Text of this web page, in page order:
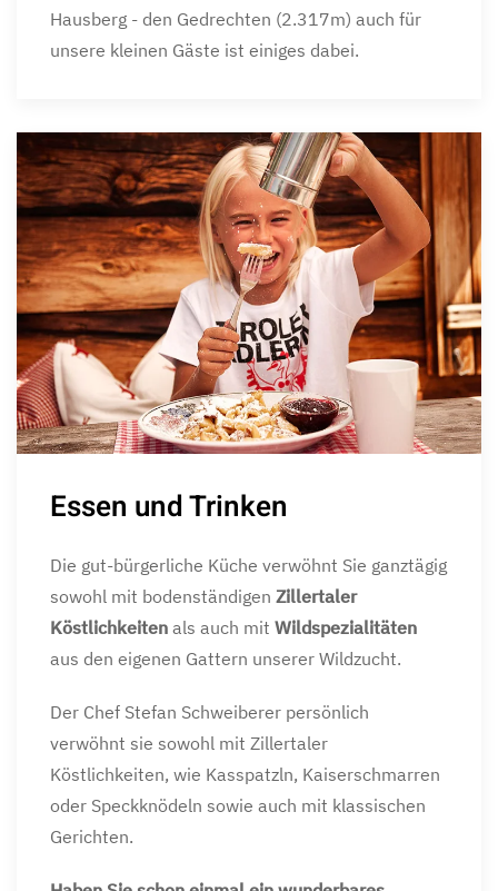
Hausberg - den Gedrechten (2.317m) auch für
unsere kleinen Gäste ist einiges dabei.
Essen und Trinken
Die gut-bürgerliche Küche verwöhnt Sie ganztägig
sowohl mit bodenständigen Zillertaler
Köstlichkeiten als auch mit Wildspezialitäten
aus den eigenen Gattern unserer Wildzucht.
Der Chef Stefan Schweiberer persönlich
verwöhnt sie sowohl mit Zillertaler
Köstlichkeiten, wie Kasspatzln, Kaiserschmarren
oder Speckknödeln sowie auch mit klassischen
Gerichten.